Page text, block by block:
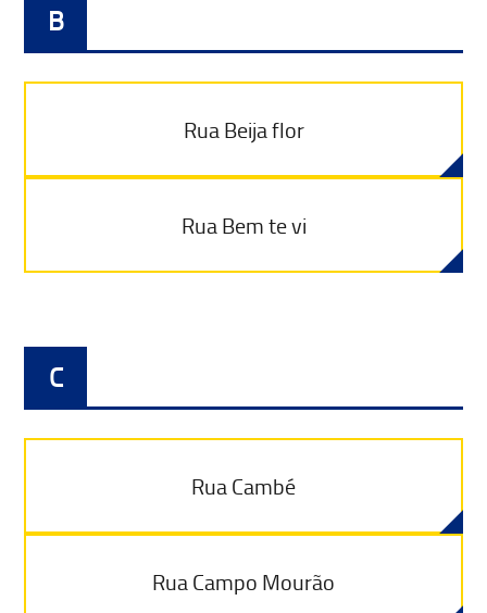
B
Rua Beija flor
Rua Bem te vi
C
Rua Cambé
Rua Campo Mourão